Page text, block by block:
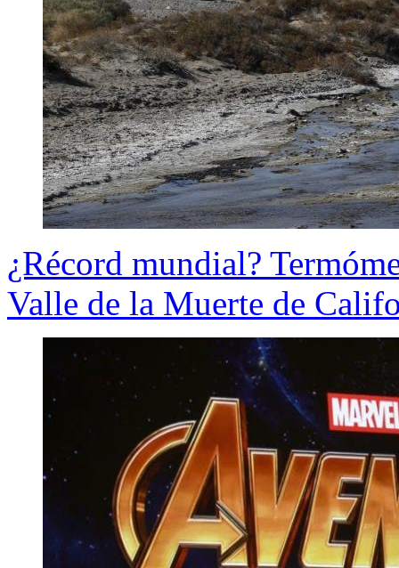
¿Récord mundial?
Valle de la Muerte de